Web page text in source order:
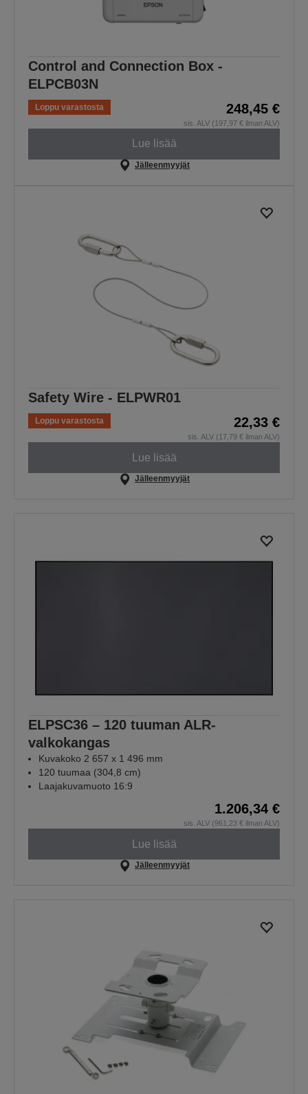
Control and Connection Box -
ELPCB03N
Loppu varastosta 248,45 €
sis. ALV (197,97 € ilman ALV)
Lue lisää
Jälleenmyyjät
Safety Wire - ELPWR01
Loppu varastosta 22,33 €
sis. ALV (17,79 € ilman ALV)
Lue lisää
Jälleenmyyjät
ELPSC36 – 120 tuuman ALR-
valkokangas
Kuvakoko 2 657 x 1 496 mm
120 tuumaa (304,8 cm)
Laajakuvamuoto 16:9
1.206,34 €
sis. ALV (961,23 € ilman ALV)
Lue lisää
Jälleenmyyjät